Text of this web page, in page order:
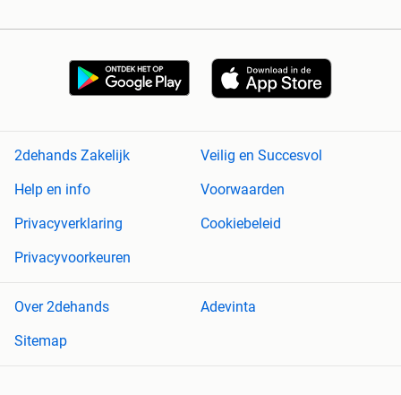
2dehands Zakelijk
Veilig en Succesvol
Help en info
Voorwaarden
Privacyverklaring
Cookiebeleid
Privacyvoorkeuren
Over 2dehands
Adevinta
Sitemap